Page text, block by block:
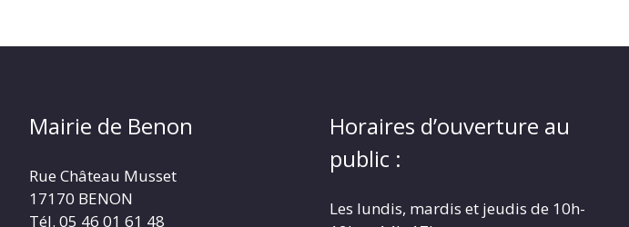
Mairie de Benon
Rue Château Musset
17170 BENON
Tél. 05 46 01 61 48
Horaires d’ouverture au
public :
Les lundis, mardis et jeudis de 10h-